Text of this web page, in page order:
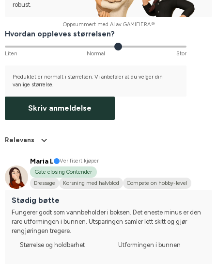
robust.
Oppsummert med AI av GAMIFIERA.®
Hvordan oppleves størrelsen?
Liten Normal Stor
Produktet er normalt i størrelsen. Vi anbefaler at du velger din
vanlige størrelse.
Skriv anmeldelse
Relevans
Maria L
Verifisert kjøper
Gate closing Contender
Dressage
Korsning med halvblod Compete on hobby-level
Stødig bøtte
Fungerer godt som vannbeholder i boksen. Det eneste minus er den
rare utformingen i bunnen. Utsparingen samler lett skitt og gjør
rengjøringen tregere.
Størrelse og holdbarhet
Utformingen i bunnen